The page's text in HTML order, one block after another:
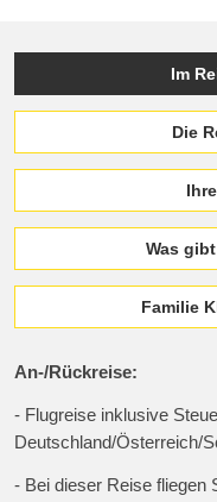
Im
Die
Was
Familie
An-/Rückreise:
- Flugreise inklusive
Deutschland/Österreich/
- Bei dieser Reise fliegen